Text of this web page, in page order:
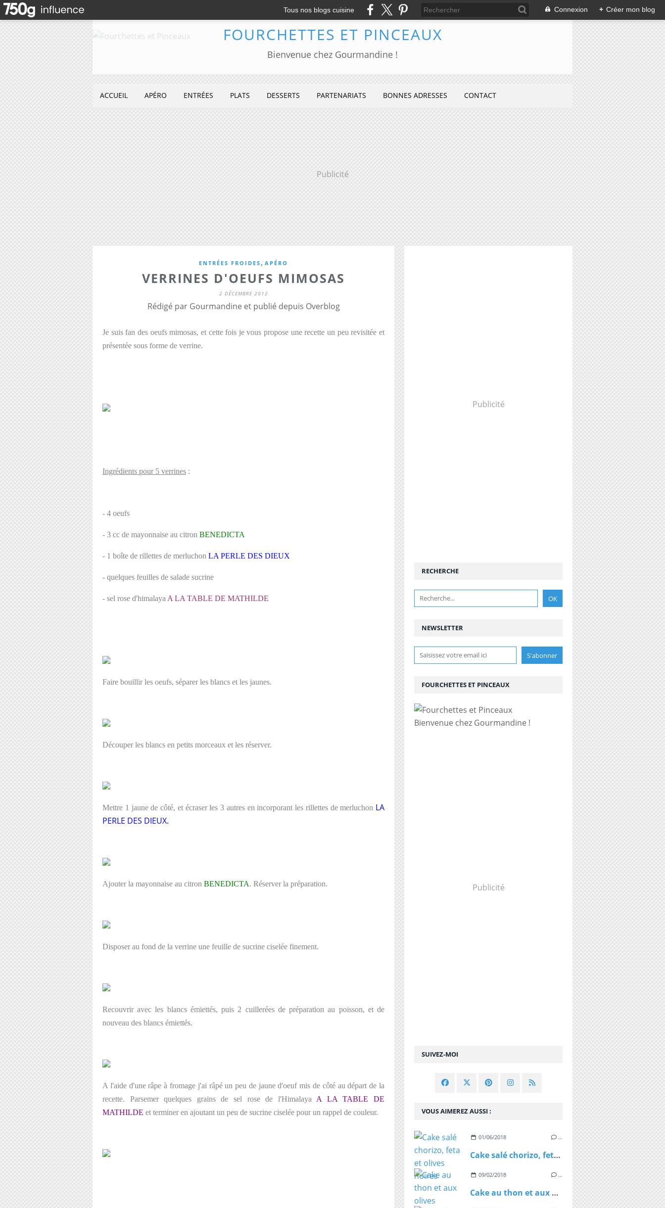
Tous nos blogs cuisine Connexion + Créer mon blog
FOURCHETTES ET PINCEAUX
Bienvenue chez Gourmandine !
ACCUEIL APÉRO ENTRÉES PLATS DESSERTS PARTENARIATS BONNES ADRESSES CONTACT
Publicité
ENTRÉES FROIDES , APÉRO
VERRINES D'OEUFS MIMOSAS
2 DÉCEMBRE 2012
Rédigé par Gourmandine et publié depuis Overblog
Je suis fan des oeufs mimosas, et cette fois je vous propose une recette un peu revisitée et
présentée sous forme de verrine.
Ingrédients pour 5 verrines :
- 4 oeufs
- 3 cc de mayonnaise au citron BENEDICTA
- 1 boîte de rillettes de merluchon LA PERLE DES DIEUX
- quelques feuilles de salade sucrine
- sel rose d'himalaya A LA TABLE DE MATHILDE
Faire bouillir les oeufs, séparer les blancs et les jaunes.
Découper les blancs en petits morceaux et les réserver.
Mettre 1 jaune de côté, et écraser les 3 autres en incorporant les rillettes de merluchon LA
PERLE DES DIEUX.
Ajouter la mayonnaise au citron BENEDICTA. Réserver la préparation.
Disposer au fond de la verrine une feuille de sucrine ciselée finement.
Recouvrir avec les blancs émiettés, puis 2 cuillerées de préparation au poisson, et de
nouveau des blancs émiettés.
A l'aide d'une râpe à fromage j'ai râpé un peu de jaune d'oeuf mis de côté au départ de la
recette. Parsemer quelques grains de sel rose de l'Himalaya A LA TABLE DE
MATHILDE et terminer en ajoutant un peu de sucrine ciselée pour un rappel de couleur.
Publicité
NEWSLETTER
SUIVEZ-MOI
RECHERCHE
FOURCHETTES ET PINCEAUX
Bienvenue chez Gourmandine !
Publicité
VOUS AIMEREZ AUSSI :
01/06/2018 …
Cake salé chorizo, feta et olives noires
09/02/2018 …
Cake au thon et aux olives vertes